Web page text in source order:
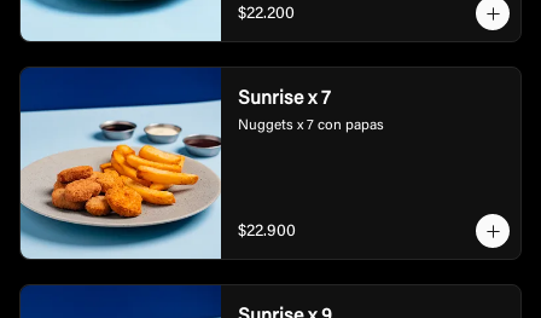
$22.200
Sunrise x 7
Nuggets x 7 con papas
$22.900